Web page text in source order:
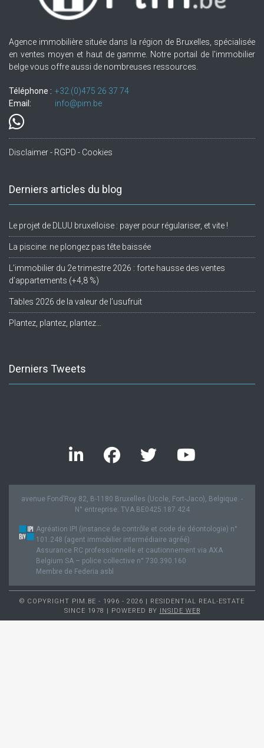
Agence immobilière située dans la région de Bruxelles, spécialisée
en ventes moyen et haut de gamme. Notre portail de l'immobilier
belge vous offre aussi de nombreuses ressources.
Téléphone : +32.(0)475 26 37 74
Email:
info@pim.be
Disclaimer - RGPD - Cookies
Derniers articles du blog
Le projet de DLUU bruxelloise : payer pour régulariser, et vite !
La piscine: ne plongez pas tête baissée
L’immobilier du 2e trimestre 2026 : forte hausse des ventes
d’appartements (+4,8 %)
Tables 2026 de la valeur de l’usufruit
Plantez, plantez, plantez…
Derniers Tweets
avenue Fond’Roy 82, B-1180 Bruxelles (Uccle, Fort-Jaco), Belgique. -
N° entreprise: TVA BE0425.187.424
Agréation IPI (instance de contrôle et code de déontologie) n°
101.248 (agent immobilier intermédiaire agréé).
Assurance RC professionnelle et cautionnement via AXA
Belgium SA – police collective n° 730.390.160
Membre de Federia asbl
© COPYRIGHT PIM.BE - 1996 - 2026 | RESIDENTIAL REAL-ESTATE
SINCE 1978 | POWERED BY INSIDE WEB